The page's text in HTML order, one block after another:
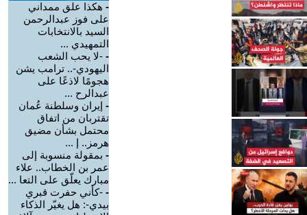
- هكذا علق ممداني
على فوز عبدالرحمن
السيد بالانتخابات
التمهيدي ...
- -لا يحب الشعب
اليهودي-.. ترامب يشن
هجومًا لاذعًا على
عبدالرح ...
- إيران وسلطنة عُمان
تقتربان من اتفاق
محتمل بشأن مضيق
هرمز.. إ ...
- بمقولة منسوبة إلى
عمر بن الخطاب.. علاء
مبارك يعلّق على التعا ...
- -كأني حفرت قبري
بيدي-: هل يغيّر الذكاء